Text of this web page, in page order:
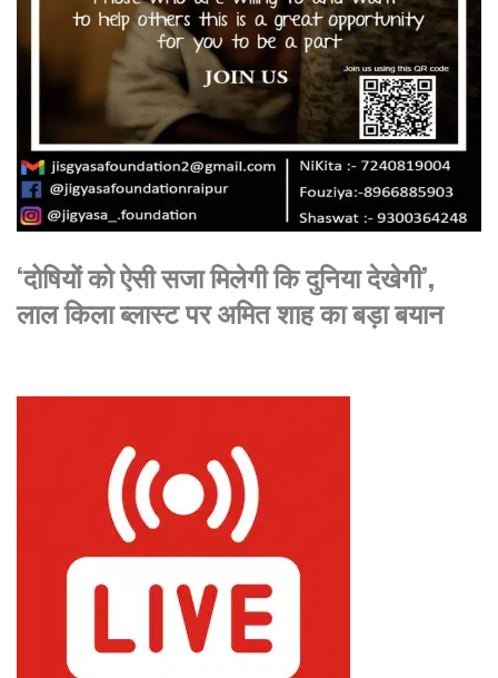
‘दोषियों को ऐसी सजा मिलेगी कि दुनिया देखेगी’,
लाल किला ब्लास्ट पर अमित शाह का बड़ा बयान